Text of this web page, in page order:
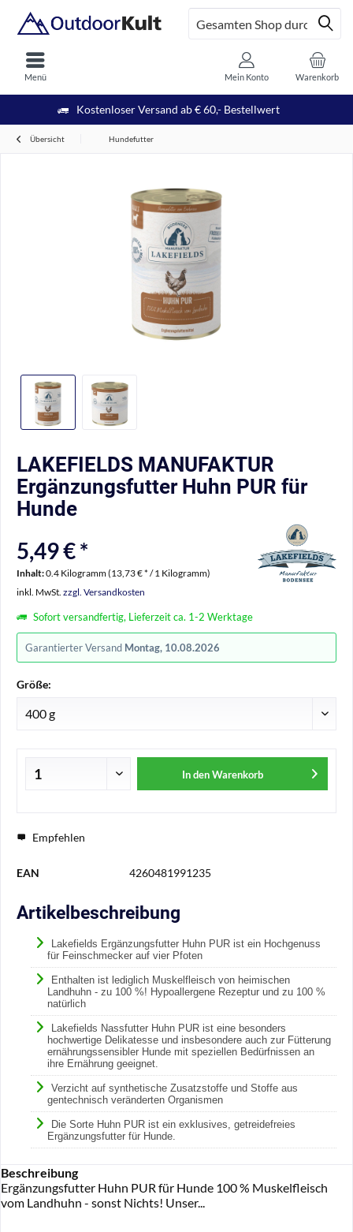
Kostenloser Versand ab € 60,- Bestellwert
Menü Warenkorb
Mein Konto
Übersicht Hundefutter
LAKEFIELDS MANUFAKTUR
Ergänzungsfutter Huhn PUR für
Hunde
5,49 € *
Inhalt:0.4 Kilogramm (13,73 € * / 1 Kilogramm)
inkl. MwSt. zzgl. Versandkosten
Sofort versandfertig, Lieferzeit ca. 1-2 Werktage
Garantierter Versand Montag, 10.08.2026
Größe:
In den Warenkorb
Empfehlen
EAN 4260481991235
Artikelbeschreibung
Lakefields Ergänzungsfutter Huhn PUR ist ein Hochgenuss
für Feinschmecker auf vier Pfoten
Enthalten ist lediglich Muskelfleisch von heimischen
Landhuhn - zu 100 %! Hypoallergene Rezeptur und zu 100 %
natürlich
Lakefields Nassfutter Huhn PUR ist eine besonders
hochwertige Delikatesse und insbesondere auch zur Fütterung
ernährungssensibler Hunde mit speziellen Bedürfnissen an
ihre Ernährung geeignet.
Verzicht auf synthetische Zusatzstoffe und Stoffe aus
gentechnisch veränderten Organismen
Die Sorte Huhn PUR ist ein exklusives, getreidefreies
Ergänzungsfutter für Hunde.
Beschreibung
Ergänzungsfutter Huhn PUR für Hunde 100 % Muskelfleisch
vom Landhuhn - sonst Nichts! Unser...